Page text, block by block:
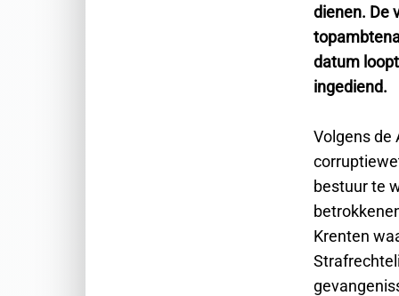
dienen. De
datum
ingediend.
Volgens de
bestuur te
Krenten